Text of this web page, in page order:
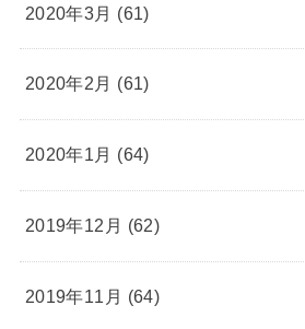
2020年3月 (61)
2020年2月 (61)
2020年1月 (64)
2019年12月 (62)
2019年11月 (64)